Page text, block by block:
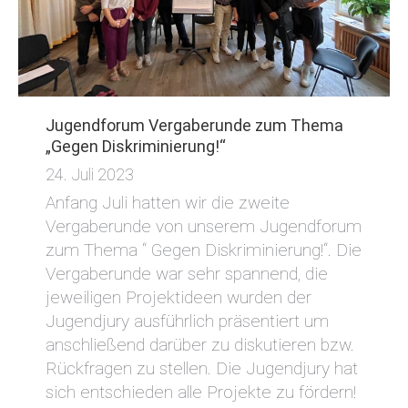
Jugendforum Vergaberunde zum Thema
„Gegen Diskriminierung!“
24. Juli 2023
Anfang Juli hatten wir die zweite
Vergaberunde von unserem Jugendforum
zum Thema “ Gegen Diskriminierung!“. Die
Vergaberunde war sehr spannend, die
jeweiligen Projektideen wurden der
Jugendjury ausführlich präsentiert um
anschließend darüber zu diskutieren bzw.
Rückfragen zu stellen. Die Jugendjury hat
sich entschieden alle Projekte zu fördern!